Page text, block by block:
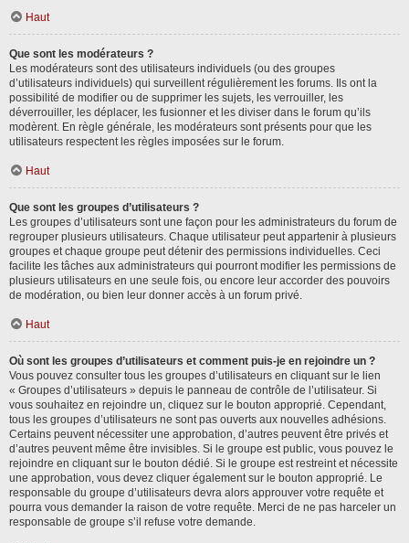
Haut
Que sont les modérateurs ?
Les modérateurs sont des utilisateurs individuels (ou des groupes
d’utilisateurs individuels) qui surveillent régulièrement les forums. Ils ont la
possibilité de modifier ou de supprimer les sujets, les verrouiller, les
déverrouiller, les déplacer, les fusionner et les diviser dans le forum qu’ils
modèrent. En règle générale, les modérateurs sont présents pour que les
utilisateurs respectent les règles imposées sur le forum.
Haut
Que sont les groupes d’utilisateurs ?
Les groupes d’utilisateurs sont une façon pour les administrateurs du forum de
regrouper plusieurs utilisateurs. Chaque utilisateur peut appartenir à plusieurs
groupes et chaque groupe peut détenir des permissions individuelles. Ceci
facilite les tâches aux administrateurs qui pourront modifier les permissions de
plusieurs utilisateurs en une seule fois, ou encore leur accorder des pouvoirs
de modération, ou bien leur donner accès à un forum privé.
Haut
Où sont les groupes d’utilisateurs et comment puis-je en rejoindre un ?
Vous pouvez consulter tous les groupes d’utilisateurs en cliquant sur le lien
« Groupes d’utilisateurs » depuis le panneau de contrôle de l’utilisateur. Si
vous souhaitez en rejoindre un, cliquez sur le bouton approprié. Cependant,
tous les groupes d’utilisateurs ne sont pas ouverts aux nouvelles adhésions.
Certains peuvent nécessiter une approbation, d’autres peuvent être privés et
d’autres peuvent même être invisibles. Si le groupe est public, vous pouvez le
rejoindre en cliquant sur le bouton dédié. Si le groupe est restreint et nécessite
une approbation, vous devez cliquer également sur le bouton approprié. Le
responsable du groupe d’utilisateurs devra alors approuver votre requête et
pourra vous demander la raison de votre requête. Merci de ne pas harceler un
responsable de groupe s’il refuse votre demande.